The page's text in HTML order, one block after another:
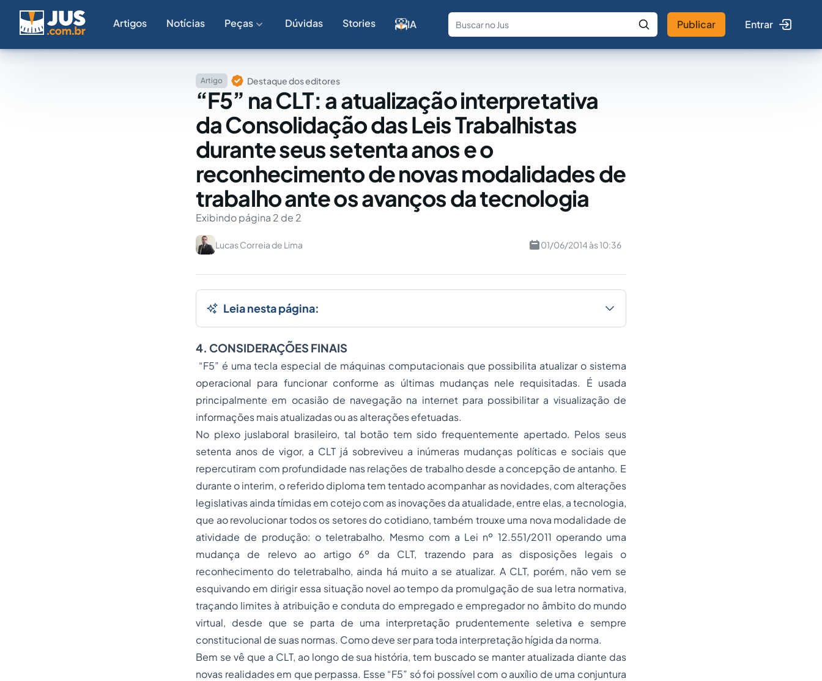
Artigos Notícias Peças Dúvidas Stories IA
Fale com a IA Buscar no Jus
Publicar Entrar
Artigo Destaque dos editores
“F5” na CLT: a atualização interpretativa
da Consolidação das Leis Trabalhistas
durante seus setenta anos e o
reconhecimento de novas modalidades de
trabalho ante os avanços da tecnologia
Exibindo página 2 de 2
Lucas Correia de Lima 01/06/2014 às 10:36
Leia nesta página:
4. CONSIDERAÇÕES FINAIS
“F5” é uma tecla especial de máquinas computacionais que possibilita atualizar o sistema
operacional para funcionar conforme as últimas mudanças nele requisitadas. É usada
principalmente em ocasião de navegação na internet para possibilitar a visualização de
informações mais atualizadas ou as alterações efetuadas.
No plexo juslaboral brasileiro, tal botão tem sido frequentemente apertado. Pelos seus
setenta anos de vigor, a CLT já sobreviveu a inúmeras mudanças políticas e sociais que
repercutiram com profundidade nas relações de trabalho desde a concepção de antanho. E
durante o interim, o referido diploma tem tentado acompanhar as novidades, com alterações
legislativas ainda tímidas em cotejo com as inovações da atualidade, entre elas, a tecnologia,
que ao revolucionar todos os setores do cotidiano, também trouxe uma nova modalidade de
atividade de produção: o teletrabalho. Mesmo com a Lei nº 12.551/2011 operando uma
mudança de relevo ao artigo 6º da CLT, trazendo para as disposições legais o
reconhecimento do teletrabalho, ainda há muito a se atualizar. A CLT, porém, não vem se
esquivando em dirigir essa situação novel ao tempo da promulgação de sua letra normativa,
traçando limites à atribuição e conduta do empregadoe empregador no âmbito do mundo
virtual, desde que se parta de uma interpretação prudentemente seletiva e sempre
constitucional de suas normas. Como deve ser para toda interpretação hígida da norma.
Bem se vê que a CLT, ao longo de sua história, tem buscado se manter atualizada diante das
novas realidades em que perpassa. Esse “F5” só foi possível com o auxílio de uma conjuntura